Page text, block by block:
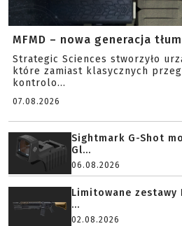
MFMD – nowa generacja
Strategic Sciences stworzyło
które zamiast klasycznych
kontrolo...
07.08.2026
Sightmark G-Shot
Gl...
06.08.2026
Limitowane zestawy
...
02.08.2026